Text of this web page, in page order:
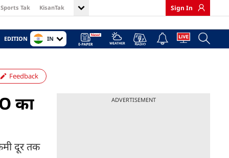
Sports Tak KisanTak Sign In
EDITION IN
Feedback
का
दूर तक
ADVERTISEMENT